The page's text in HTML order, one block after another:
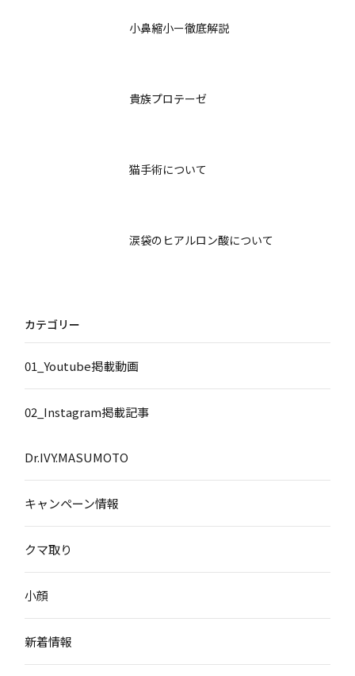
小鼻縮小ー徹底解説
貴族プロテーゼ
猫手術について
涙袋のヒアルロン酸について
カテゴリー
01_Youtube掲載動画
02_Instagram掲載記事
Dr.IVY.MASUMOTO
キャンペーン情報
クマ取り
小顔
新着情報